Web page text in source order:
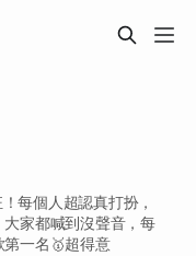
每個人超認真打扮，
家都喊到沒聲音，每
一名🥇超得意